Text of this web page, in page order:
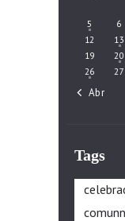
5
6
12
13
19
20
26
27
« Abr
Tags